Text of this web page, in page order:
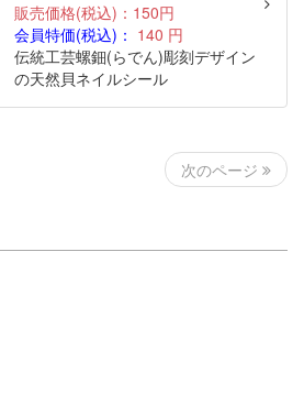
販売価格(税込)：150円
会員特価(税込)： 140 円
伝統工芸螺鈿(らでん)彫刻デザイン
の天然貝ネイルシール
次のページ